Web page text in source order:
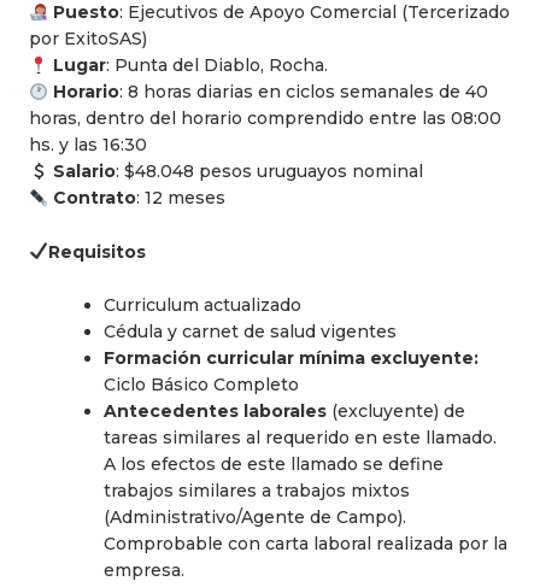
Puesto: Ejecutivos de Apoyo Comercial (Tercerizado
por ExitoSAS)
Lugar: Punta del Diablo, Rocha.
Horario: 8 horas diarias en ciclos semanales de 40
horas, dentro del horario comprendido entre las 08:00
hs. y las 16:30
Salario: $48.048 pesos uruguayos nominal
Contrato: 12 meses
Requisitos
Curriculum actualizado
Cédula y carnet de salud vigentes
Formación curricular mínima excluyente:
Ciclo Básico Completo
Antecedentes laborales (excluyente) de
tareas similares al requerido en este llamado.
A los efectos de este llamado se define
trabajos similares a trabajos mixtos
(Administrativo/Agente de Campo).
Comprobable con carta laboral realizada por la
empresa.